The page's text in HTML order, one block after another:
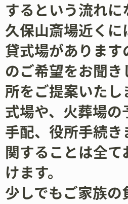
するという流れに
久保山斎場近くに
貸式場があります
のご希望をお聞き
所をご提案いたし
式場や、火葬場の
手配、役所手続き
関することは全
けます。
少しでもご家族の